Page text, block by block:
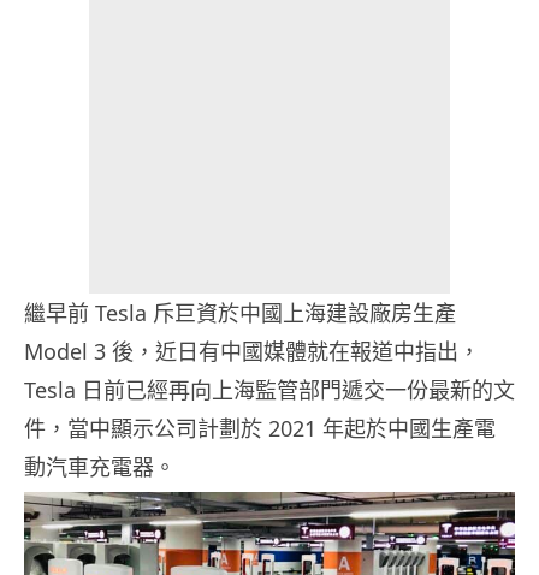
繼早前 Tesla 斥巨資於中國上海建設廠房生產
Model 3 後，近日有中國媒體就在報道中指出，
Tesla 日前已經再向上海監管部門遞交一份最新的文
件，當中顯示公司計劃於 2021 年起於中國生產電
動汽車充電器。